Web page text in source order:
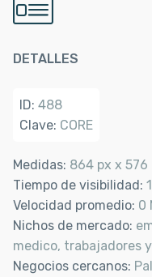
DETALLES
ID: 488
Clave: CORE
Medidas: 864 px x 576
Tiempo de visibilidad:
Velocidad promedio: 0
Nichos de mercado:
medico, trabajadores
Negocios cercanos: